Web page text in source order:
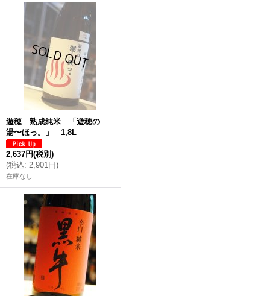
遊穂 熟成純米 「遊穂の
湯〜ほっ。」 1,8L
2,637円(税別)
(税込: 2,901円)
在庫なし